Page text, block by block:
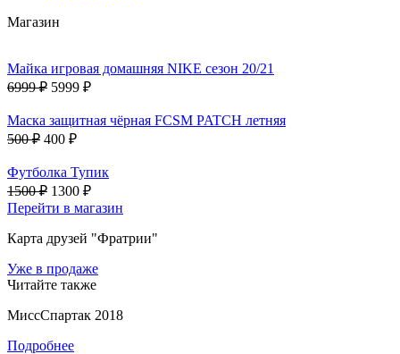
Магазин
Майка игровая домашняя NIKE сезон 20/21
6999 ₽ 5999 ₽
Маска защитная чёрная FCSM PATCH летняя
500 ₽ 400 ₽
Футболка Тупик
1500 ₽ 1300 ₽
Перейти в магазин
Карта друзей "Фратрии"
Уже в продаже
Читайте также
МиссСпартак 2018
Подробнее